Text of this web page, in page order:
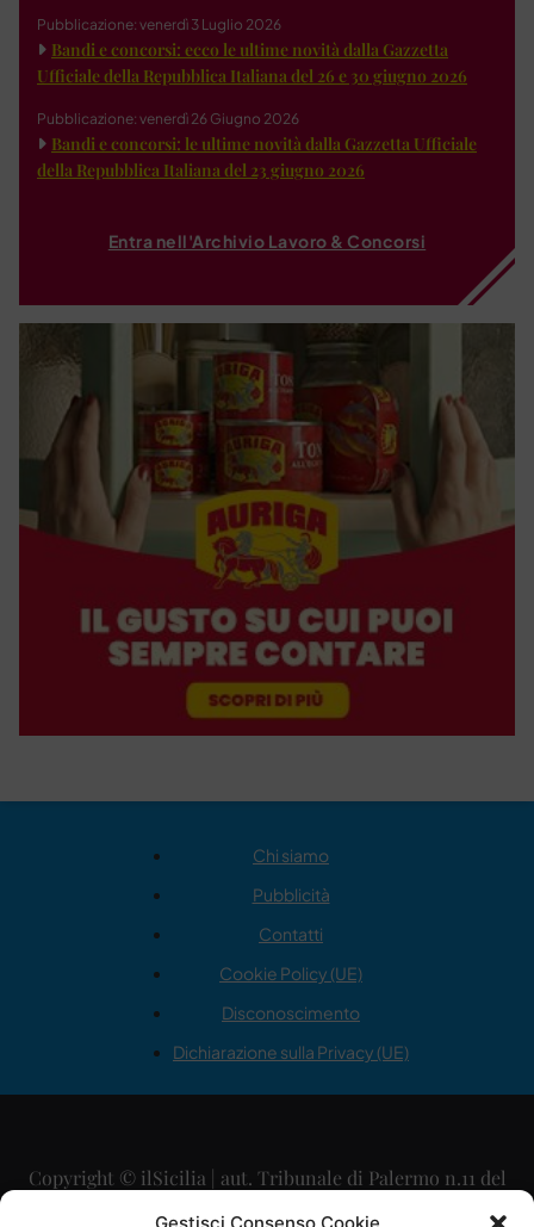
Pubblicazione: venerdì 3 Luglio 2026
Bandi e concorsi: ecco le ultime novità dalla Gazzetta
Ufficiale della Repubblica Italiana del 26 e 30 giugno 2026
Pubblicazione: venerdì 26 Giugno 2026
Bandi e concorsi: le ultime novità dalla Gazzetta Ufficiale
della Repubblica Italiana del 23 giugno 2026
Entra nell'Archivio Lavoro & Concorsi
Chi siamo
Pubblicità
Contatti
Cookie Policy (UE)
Disconoscimento
Dichiarazione sulla Privacy (UE)
Copyright © ilSicilia | aut. Tribunale di Palermo n.11 del
29/09/2015